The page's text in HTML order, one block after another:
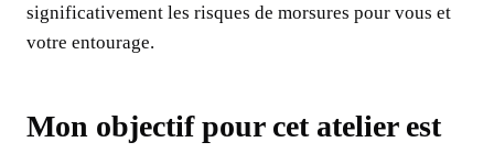
significativement les risques de morsures pour vous et
votre entourage.
Mon objectif pour cet atelier est